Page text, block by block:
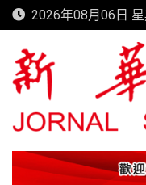
Skip
to
content
2026年08月06日
新華澳報